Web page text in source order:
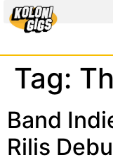
Tag:
Band
Rilis